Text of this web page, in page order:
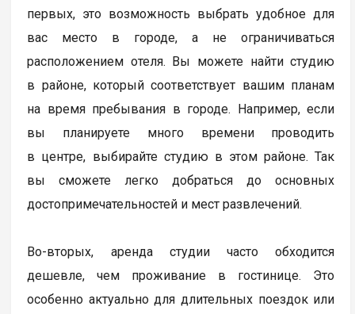
первых, это возможность выбрать удобное для
вас место в городе, а не ограничиваться
расположением отеля. Вы можете найти студию
в районе, который соответствует вашим планам
на время пребывания в городе. Например, если
вы планируете много времени проводить
в центре, выбирайте студию в этом районе. Так
вы сможете легко добраться до основных
достопримечательностей и мест развлечений.
Во-вторых, аренда студии часто обходится
дешевле, чем проживание в гостинице. Это
особенно актуально для длительных поездок или